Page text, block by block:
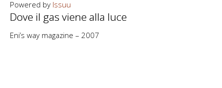
Powered by Issuu
Dove il gas viene alla luce
Eni’s way magazine – 2007